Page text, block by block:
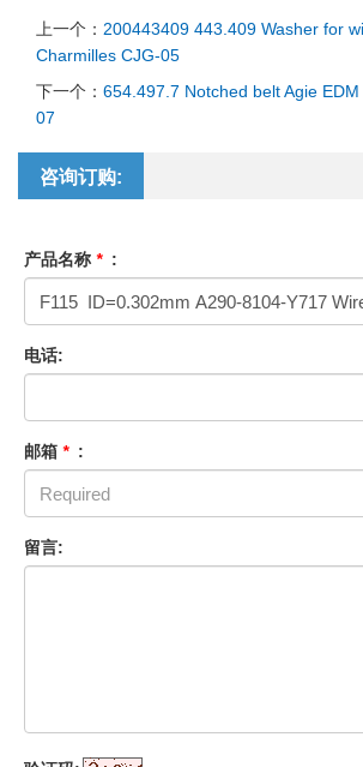
上一个： 200443409 443.409 Washer for
Charmilles CJG-05
下一个： 654.497.7 Notched belt Agie
07
咨询订购:
产品名称 * :
电话:
邮箱 * :
留言: